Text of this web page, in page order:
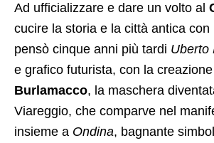
Ad ufficializzare e dare un volto al
cucire la storia e la città antica con
pensò cinque anni più tardi Uberto
e grafico futurista, con la creazione
Burlamacco, la maschera
Viareggio, che comparve nel
insieme a Ondina, bagnante